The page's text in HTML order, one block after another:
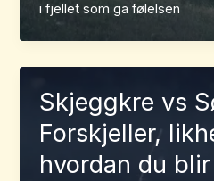
i fjellet som ga følelsen
Skjeggkre vs
Forskjeller,
hvordan du